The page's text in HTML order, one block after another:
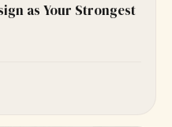
as Your Strongest